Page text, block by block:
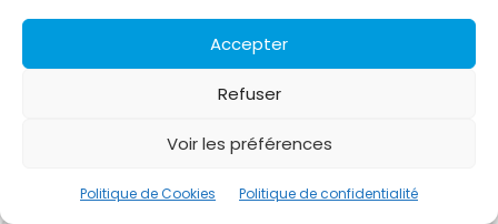
Accepter
Refuser
Voir les préférences
Politique de Cookies Politique de confidentialité
© Copyright - Alternative Média2026